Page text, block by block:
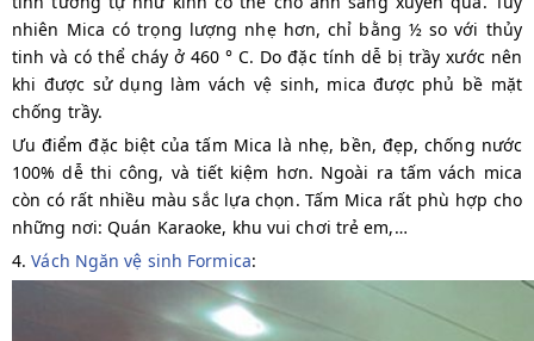
nhiên Mica có trọng lượng nhẹ hơn, chỉ bằng ½ so với thủy
tinh và có thể cháy ở 460 ° C. Do đặc tính dễ bị trầy xước nên
khi được sử dụng làm vách vệ sinh, mica được phủ bề mặt
chống trầy.
Ưu điểm đặc biệt của tấm Mica là nhẹ, bền, đẹp, chống nước
100% dễ thi công, và tiết kiệm hơn. Ngoài ra tấm vách mica
còn có rất nhiều màu sắc lựa chọn. Tấm Mica rất phù hợp cho
những nơi: Quán Karaoke, khu vui chơi trẻ em,…
4.Vách Ngăn vệ sinh Formica: